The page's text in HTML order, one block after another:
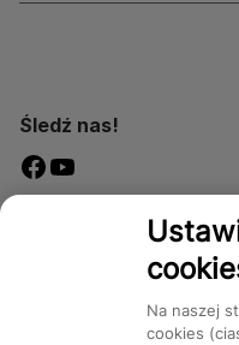
Śledź nas!
Dostępność
Na naszej
cookies